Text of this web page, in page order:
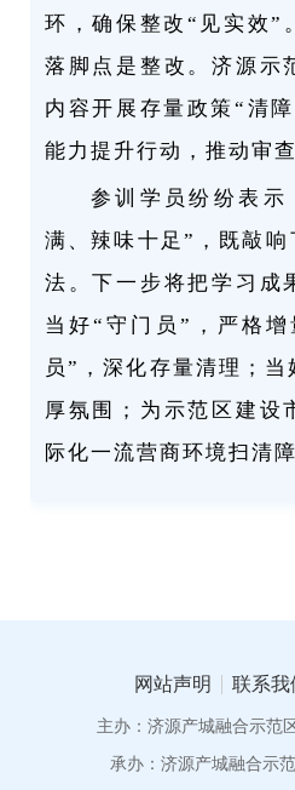
环，确保整改“见实效”
落脚点是整改。济源示
内容开展存量政策“清
能力提升行动，推动审
参训学员纷纷表示
满、辣味十足”，既敲
法。下一步将把学习成
当好“守门员”，严格
员”，深化存量清理；
厚氛围；为示范区建设
际化一流营商环境扫清障
网站声明 联系我
主办：济源产城融合示范
承办：济源产城融合示